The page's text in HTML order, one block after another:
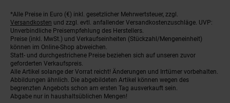
Fußnoten
*Alle Preise in Euro (€) inkl. gesetzlicher Mehrwertsteuer, zzgl.
Versandkosten und zzgl. evtl. anfallender Versandkostenzuschläge. UVP:
Unverbindliche Preisempfehlung des Herstellers.
Preise (inkl. MwSt.) und Verkaufseinheiten (Stückzahl/Mengeneinheit)
können im Online-Shop abweichen.
Statt- und durchgestrichene Preise beziehen sich auf unseren zuvor
geforderten Verkaufspreis.
Alle Artikel solange der Vorrat reicht! Änderungen und Irrtümer vorbehalten.
Abbildungen ähnlich. Die abgebildeten Artikel können wegen des
begrenzten Angebots schon am ersten Tag ausverkauft sein.
Abgabe nur in haushaltsüblichen Mengen!